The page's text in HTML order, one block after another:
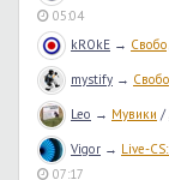
05:04
kROkE →
mystify →
Leo → Мувики /
Vigor → Live-
07:17